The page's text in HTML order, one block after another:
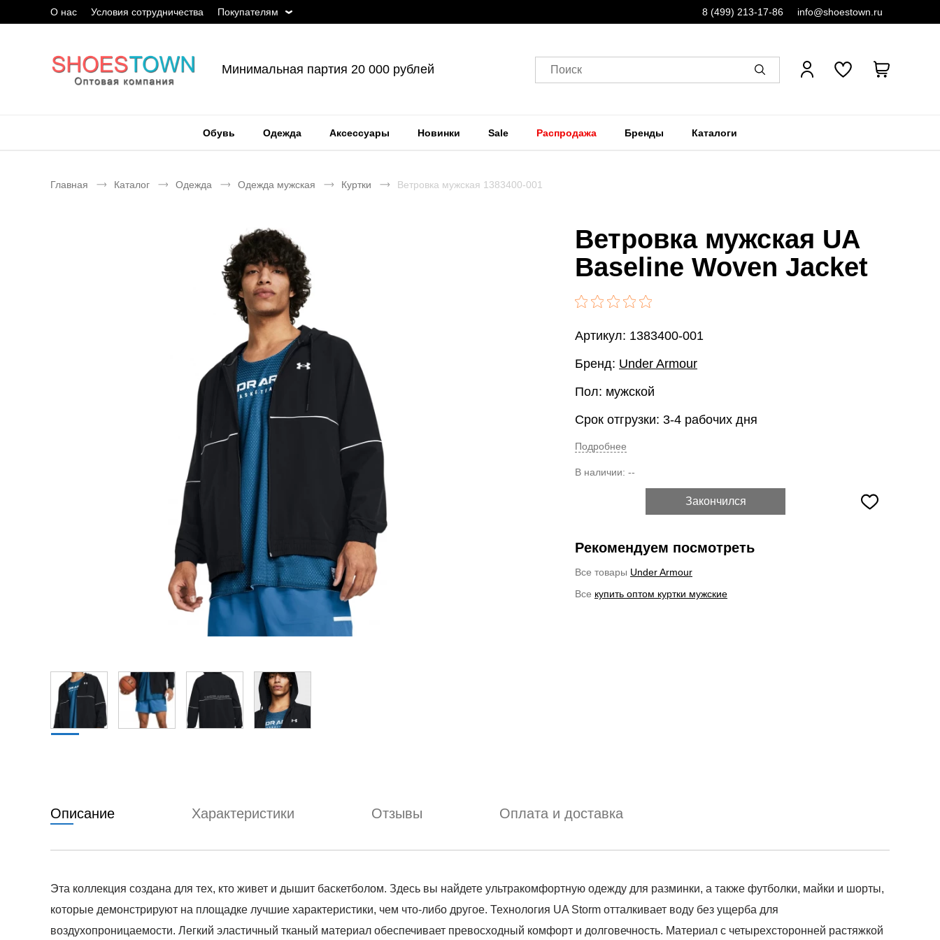
О нас Условия сотрудничества Покупателям 8 (499) 213-17-86 info@shoestown.ru
Минимальная партия 20 000 рублей Поиск
Обувь Одежда Аксессуары Новинки Sale Распродажа Бренды Каталоги
Главная Каталог Одежда Одежда мужская Куртки Ветровка мужская 1383400-001
Ветровка мужская UA
Baseline Woven Jacket
Артикул: 1383400-001
Бренд: Under Armour
Пол: мужской
Срок отгрузки: 3-4 рабочих дня
Подробнее
В наличии: --
Закончился
Рекомендуем посмотреть
Все товары Under Armour
Все купить оптом куртки мужские
Описание Характеристики Отзывы Оплата и доставка
Эта коллекция создана для тех, кто живет и дышит баскетболом. Здесь вы найдете ультракомфортную одежду для разминки, а также футболки, майки и шорты,
которые демонстрируют на площадке лучшие характеристики, чем что-либо другое. Технология UA Storm отталкивает воду без ущерба для
воздухопроницаемости. Легкий эластичный тканый материал обеспечивает превосходный комфорт и долговечность. Материал с четырехсторонней растяжкой